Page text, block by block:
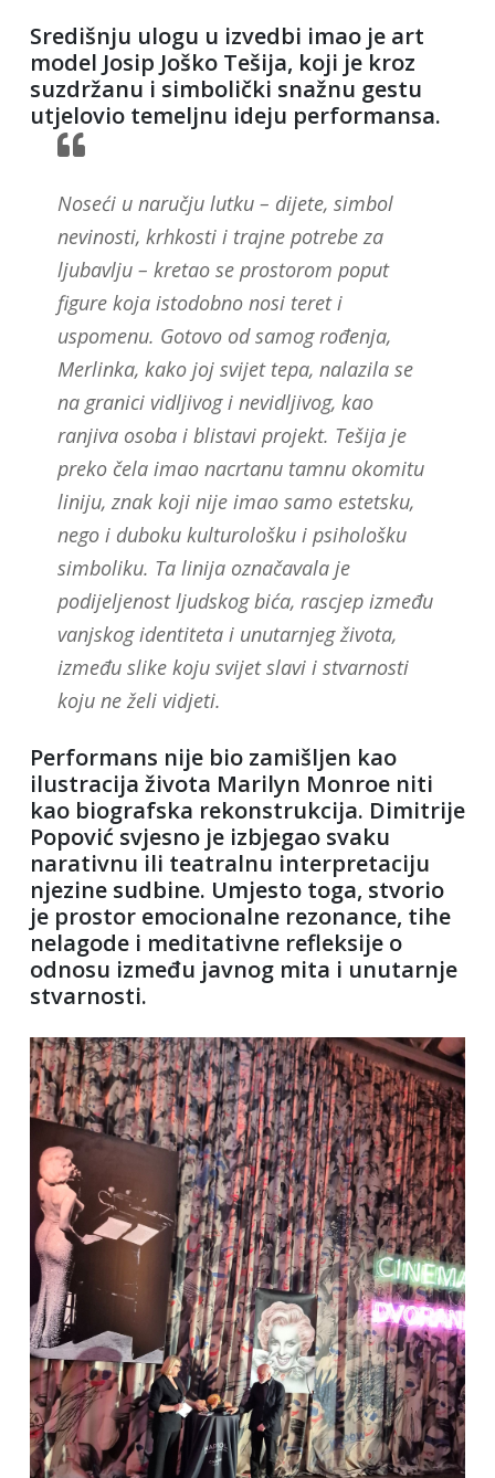
Središnju ulogu u izvedbi imao je art
model Josip Joško Tešija, koji je kroz
suzdržanu i simbolički snažnu gestu
utjelovio temeljnu ideju performansa.
Noseći u naručju lutku – dijete, simbol
nevinosti, krhkosti i trajne potrebe za
ljubavlju – kretao se prostorom poput
figure koja istodobno nosi teret i
uspomenu. Gotovo od samog rođenja,
Merlinka, kako joj svijet tepa, nalazila se
na granici vidljivog i nevidljivog, kao
ranjiva osoba i blistavi projekt. Tešija je
preko čela imao nacrtanu tamnu okomitu
liniju, znak koji nije imao samo estetsku,
nego i duboku kulturološku i psihološku
simboliku. Ta linija označavala je
podijeljenost ljudskog bića, rascjep između
vanjskog identiteta i unutarnjeg života,
između slike koju svijet slavi i stvarnosti
koju ne želi vidjeti.
Performans nije bio zamišljen kao
ilustracija života Marilyn Monroe niti
kao biografska rekonstrukcija. Dimitrije
Popović svjesno je izbjegao svaku
narativnu ili teatralnu interpretaciju
njezine sudbine. Umjesto toga, stvorio
je prostor emocionalne rezonance, tihe
nelagode i meditativne refleksije o
odnosu između javnog mita i unutarnje
stvarnosti.